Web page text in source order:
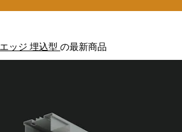
ッジ 埋込型の最新商品